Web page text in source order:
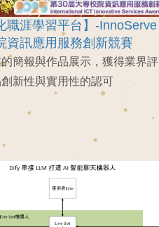
職涯學習平台】-InnoServe
資訊應用服務創新競賽
簡報與作品展示，獲得業界評
新性與實用性的認可